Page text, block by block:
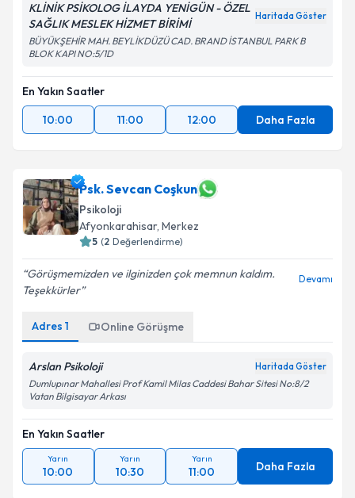
Kişisel verilerimin işlenmesine ilişkin
Aydınlatma
Metni'ni okudum ve kişisel verilerimin belirtilen
kapsamda işlenmesini kabul ediyorum.
Takvim Talebini Gönder
KLİNİK PSİKOLOG İLAYDA YENİGÜN - ÖZEL
SAĞLIK MESLEK HİZMET BİRİMİ
Haritada Göster
BÜYÜKŞEHİR MAH. BEYLİKDÜZÜ CAD. BRAND İSTANBUL PARK B
BLOK KAPI NO:5/1D
En Yakın Saatler
10:00
11:00 12:00 Daha Fazla
Psk. Sevcan Coşkun
Psikoloji
Afyonkarahisar, Merkez
5 (2 Değerlendirme)
Görüşmemizden ve ilginizden çok memnun kaldım.
Teşekkürler
Devamı
Adres 1 Online Görüşme
Arslan Psikoloji Haritada Göster
Dumlupınar Mahallesi Prof Kamil Milas Caddesi Bahar Sitesi No:8/2
Vatan Bilgisayar Arkası
En Yakın Saatler
Yarın
10:00
Yarın
10:30
Yarın
11:00 Daha Fazla